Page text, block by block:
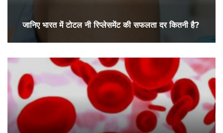
जानिए भारत में टोटल नी रिप्लेसमेंट की सफलता दर कितनी है?